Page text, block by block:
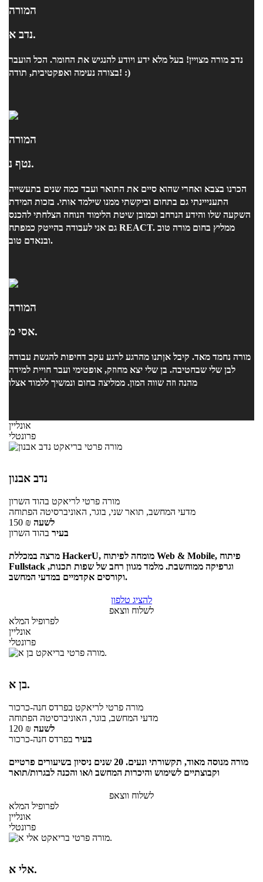
המורה
נדב א.
נדב מורה מצויין! בעל מלא ידע ויודע להנגיש את החומר. הכל הועבר
בצורה נעימה ואפקטיבית, תודה! :)
המורה
נטף נ.
הכרנו בצבא ואחרי שהוא סיים את התואר ועבד כמה שנים בתעשייה
התענייינתי גם בתחום וביקשתי ממנו שילמד אותי. בזכות המידת
השקעה שלו והידע הנרחב וכמובן שיטת הלימוד הנוחה הצלחתי להכנס
גם אני לעבודה בהייטק כמפתח REACT. ממליץ בחום מורה טוב
ובנאדם טוב.
המורה
אסי מ.
מורה נחמד מאד. קיבל אןתנו מהרגע לרגע עקב דחיפות להגשת עבודה
לבן שלי שבחטיבה. בן שלי יצא מחוזק, אופטימי ועבר חויית למידה
מהנה וזה שווה המון. ממליצה בחום ונמשיך ללמוד אצלו
אונליין
פרונטלי
נדב אבנון
מורה פרטי לריאקט בהוד השרון
מדעי המחשב, תואר שני, בוגר, האוניברסיטה הפתוחה
150 ₪ לשעה
בעיר בהוד השרון
מרצה במכללת HackerU, מומחה לפיתוח Web & Mobile, פיתוח
Fullstack וגרפיקה ממוחשבת. מלמד מגוון רחב של שפות תכנות,
וקורסים אקדמיים במדעי המחשב.
להציג טלפון
לשלוח ווצאפ
לפרופיל המלא
אונליין
פרונטלי
בן א.
מורה פרטי לריאקט בפרדס חנה-כרכור
מדעי המחשב, בוגר, האוניברסיטה הפתוחה
120 ₪ לשעה
בעיר בפרדס חנה-כרכור
מורה מנוסה מאוד, תקשורתי ונעים. 20 שנים ניסיון בשיעורים פרטיים
וקבוצתיים לשימוש והיכרות המחשב ו/או והכנה לבגרות/תואר
לשלוח ווצאפ
לפרופיל המלא
אונליין
פרונטלי
אלי א.